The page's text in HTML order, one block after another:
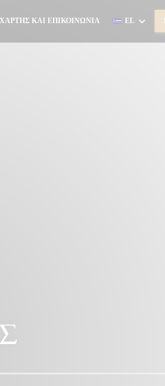
ΣΕ ΝΈΟ ΠΑΡΆΘΥΡΟ))
ΧΆΡΤΗΣ ΚΑΙ ΕΠΙΚΟΙΝΩΝΊΑ EL